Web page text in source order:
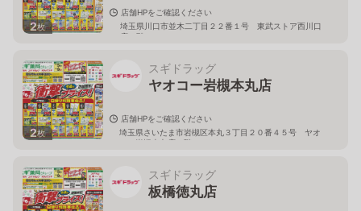
2枚
店舗HPをご確認ください
埼玉県川口市並木二丁目２２番１号 東武ストア西川口
店２階
2枚
スギドラッグ
ヤオコー岩槻本丸店
店舗HPをご確認ください
埼玉県さいたま市岩槻区本丸３丁目２０番４５号 ヤオ
コー岩槻本丸店２階
スギドラッグ
板橋徳丸店